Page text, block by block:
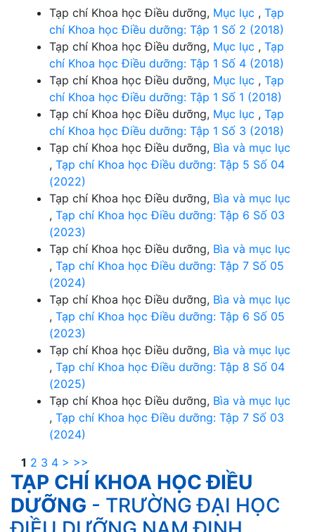
Tạp chí Khoa học Điều dưỡng, Mục lục , Tạp
chí Khoa học Điều dưỡng: Tập 1 Số 2 (2018)
Tạp chí Khoa học Điều dưỡng, Mục lục , Tạp
chí Khoa học Điều dưỡng: Tập 1 Số 4 (2018)
Tạp chí Khoa học Điều dưỡng, Mục lục , Tạp
chí Khoa học Điều dưỡng: Tập 1 Số 1 (2018)
Tạp chí Khoa học Điều dưỡng, Mục lục , Tạp
chí Khoa học Điều dưỡng: Tập 1 Số 3 (2018)
Tạp chí Khoa học Điều dưỡng, Bìa và mục lục
, Tạp chí Khoa học Điều dưỡng: Tập 5 Số 04
(2022)
Tạp chí Khoa học Điều dưỡng, Bìa và mục lục
, Tạp chí Khoa học Điều dưỡng: Tập 6 Số 03
(2023)
Tạp chí Khoa học Điều dưỡng, Bìa và mục lục
, Tạp chí Khoa học Điều dưỡng: Tập 7 Số 05
(2024)
Tạp chí Khoa học Điều dưỡng, Bìa và mục lục
, Tạp chí Khoa học Điều dưỡng: Tập 6 Số 05
(2023)
Tạp chí Khoa học Điều dưỡng, Bìa và mục lục
, Tạp chí Khoa học Điều dưỡng: Tập 8 Số 04
(2025)
Tạp chí Khoa học Điều dưỡng, Bìa và mục lục
, Tạp chí Khoa học Điều dưỡng: Tập 7 Số 03
(2024)
1 2 3 4 > >>
TẠP CHÍ KHOA HỌC ĐIỀU
DƯỠNG - TRƯỜNG ĐẠI HỌC